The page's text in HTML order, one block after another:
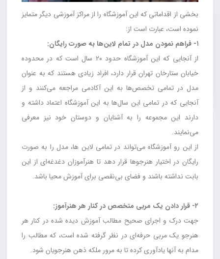
بخشی از اقداماتی که این آموزشگاه را از مراکز آموزشی دیگر متمایز
نموده‌ است، عبارت است از:
۱- فراهم نمودن مدل در تمام لاین‌ها به صورت رایگان:
از آنجایی که این آموزشگاه حدود ۲۰ سال است که در محدوده
خیابان ستارخان تهران قرار دارد، افراد زیادی هستند که به عنوان
مدل در تمامی تخصص‌ها به این آکادمی مراجعه می‌کنند و از
آنجایی که در تمامی این سال‌ها به این آموزشگاه اعتماد داشته و
دارند این مجموعه را به آشنایان و دوستان خود نیز معرفی
می‌نمایند.
از این رو آموزشگاه می‌تواند در تمامی لاین ها، مدل را به صورت
رایگان در اختیار هنرجوها قرار دهد تا هنرآموزان دغدغه‌ای از این
بابت نداشته باشند و فضای بی‌نقصی برای آموزش محیا باشد.
۲- قرار دادن یک مربی متخصص در کنار هر هنرآموز:
جهت درک و اجرای صحیح مطالب آموزش دیده شده در کنار هر
هنرجو یک مربی حرفه‌ای در نظر گرفته شده است، که مطالب را
مدام به آنها یادآوری کرده تا به مرور ملکه ذهن هنرجویان شود.